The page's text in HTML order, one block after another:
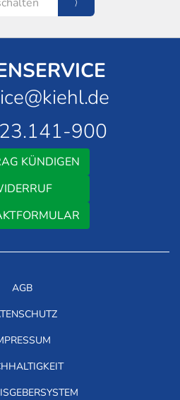
900
KÜNDIGEN
AGB